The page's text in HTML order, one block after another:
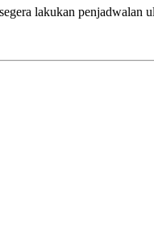
lakukan penjadwalan